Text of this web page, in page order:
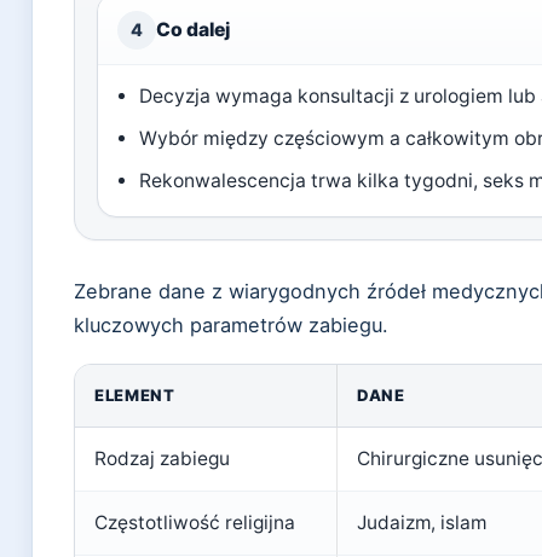
4 Co dalej
Decyzja wymaga konsultacji z urologiem
Wybór między częściowym a całkowitym
Rekonwalescencja trwa kilka tygodni, seks
Zebrane dane z wiarygodnych źródeł
kluczowych parametrów zabiegu.
ELEMENT DANE
Rodzaj zabiegu Chirurgiczne
Częstotliwość religijna Judaizm, islam